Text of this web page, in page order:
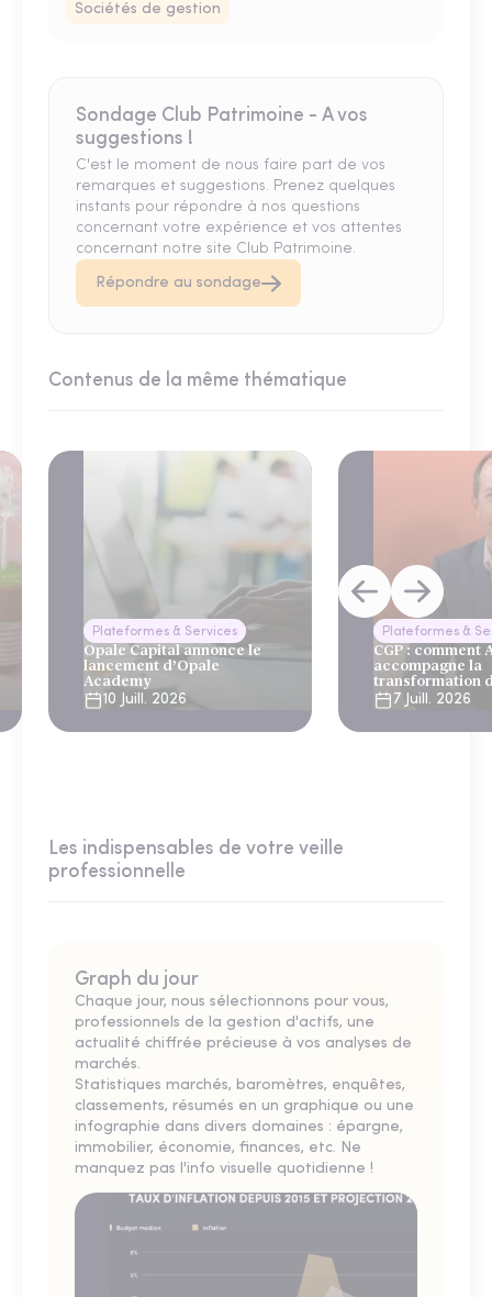
Sociétés de gestion
Sondage Club Patrimoine - A vos
suggestions !
C'est le moment de nous faire part de vos
remarques et suggestions. Prenez quelques
instants pour répondre à nos questions
concernant votre expérience et vos attentes
concernant notre site Club Patrimoine.
Répondre au sondage
Contenus de la même thématique
Plateformes & Services
Opale Capital annonce le
lancement d’Opale
Academy
10 Juill. 2026
Plateformes &
CGP : comment
accompagne la
transformation
7 Juill. 2026
Les indispensables de votre veille
professionnelle
Graph du jour
Chaque jour, nous sélectionnons pour vous,
professionnels de la gestion d'actifs, une
actualité chiffrée précieuse à vos analyses de
marchés.
Statistiques marchés, baromètres, enquêtes,
classements, résumés en un graphique ou une
infographie dans divers domaines : épargne,
immobilier, économie, finances, etc. Ne
manquez pas l'info visuelle quotidienne !